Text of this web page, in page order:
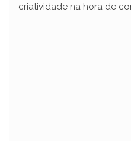
criatividade na hora de